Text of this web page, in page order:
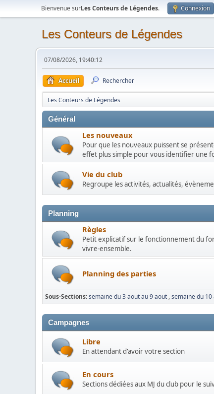
Bienvenue surLes Conteurs de Légendes. Connexion
Les Conteurs de Légendes
07/08/2026, 19:40:12
Accueil Rechercher
Les Conteurs de Légendes
Général
Les nouveaux
Pour que les nouveaux puissent se
effet plus simple pour vous identifier une
Vie du club
Regroupe les activités, actualités,
Planning
Règles
Petit explicatif sur le fonctionnement du
vivre-ensemble.
Planning des parties
Sous-Sections semaine du 3 aout au 9 aout semaine du 10
Campagnes
Libre
En attendant d'avoir votre section
En cours
Sections dédiées aux MJ du club pour le